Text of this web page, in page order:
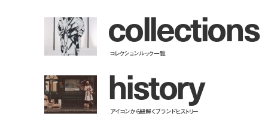
collections
コレクションルック一覧
history
アイコンから紐解くブランドヒストリー